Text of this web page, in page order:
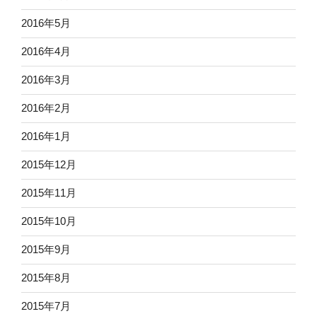
2016年5月
2016年4月
2016年3月
2016年2月
2016年1月
2015年12月
2015年11月
2015年10月
2015年9月
2015年8月
2015年7月